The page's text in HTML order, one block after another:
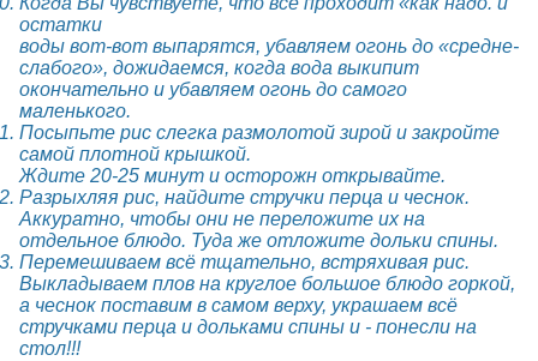
остатки
воды вот-вот выпарятся, убавляем огонь до «средне-
слабого», дожидаемся, когда вода выкипит
окончательно и убавляем огонь до самого
маленького.
Посыпьте рис слегка размолотой зирой и закройте
самой плотной крышкой.
Ждите 20-25 минут и осторожн открывайте.
Разрыхляя рис, найдите стручки перца и чеснок.
Аккуратно, чтобы они не переложите их на
отдельное блюдо. Туда же отложите дольки спины.
Перемешиваем всё тщательно, встряхивая рис.
Выкладываем плов на круглое большое блюдо горкой,
а чеснок поставим в самом верху, украшаем всё
стручками перца и дольками спины и - понесли на
стол!!!